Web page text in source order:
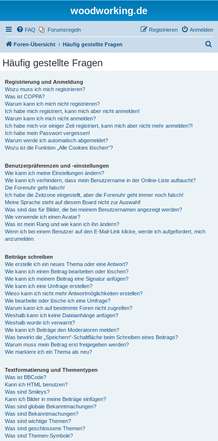
woodworking.de
FAQ Forumsregeln Anmelden
Registrieren
Foren-Übersicht Häufig gestellte Fragen
Häufig gestellte Fragen
Registrierung und Anmeldung
Wozu muss ich mich registrieren?
Was ist COPPA?
Warum kann ich mich nicht registrieren?
Ich habe mich registriert, kann mich aber nicht anmelden!
Warum kann ich mich nicht anmelden?
Ich habe mich vor einiger Zeit registriert, kann mich aber nicht mehr anmelden?!
Ich habe mein Passwort vergessen!
Warum werde ich automatisch abgemeldet?
Wozu ist die Funktion „Alle Cookies löschen“?
Benutzerpräferenzen und -einstellungen
Wie kann ich meine Einstellungen ändern?
Wie kann ich verhindern, dass mein Benutzername in der Online-Liste auftaucht?
Die Forenuhr geht falsch!
Ich habe die Zeitzone eingestellt, aber die Forenuhr geht immer noch falsch!
Meine Sprache steht auf diesem Board nicht zur Auswahl!
Was sind das für Bilder, die bei meinem Benutzernamen angezeigt werden?
Wie verwende ich einen Avatar?
Was ist mein Rang und wie kann ich ihn ändern?
Wenn ich bei einem Benutzer auf den E-Mail-Link klicke, werde ich aufgefordert, mich
anzumelden.
Beiträge schreiben
Wie erstelle ich ein neues Thema oder eine Antwort?
Wie kann ich einen Beitrag bearbeiten oder löschen?
Wie kann ich meinem Beitrag eine Signatur anfügen?
Wie kann ich eine Umfrage erstellen?
Wieso kann ich nicht mehr Antwortmöglichkeiten erstellen?
Wie bearbeite oder lösche ich eine Umfrage?
Warum kann ich auf bestimmte Foren nicht zugreifen?
Weshalb kann ich keine Dateianhänge anfügen?
Weshalb wurde ich verwarnt?
Wie kann ich Beiträge den Moderatoren melden?
Was bewirkt die „Speichern“-Schaltfläche beim Schreiben eines Beitrags?
Warum muss mein Beitrag erst freigegeben werden?
Wie markiere ich ein Thema als neu?
Textformatierung und Thementypen
Was ist BBCode?
Kann ich HTML benutzen?
Was sind Smileys?
Kann ich Bilder in meine Beiträge einfügen?
Was sind globale Bekanntmachungen?
Was sind Bekanntmachungen?
Was sind wichtige Themen?
Was sind geschlossene Themen?
Was sind Themen-Symbole?